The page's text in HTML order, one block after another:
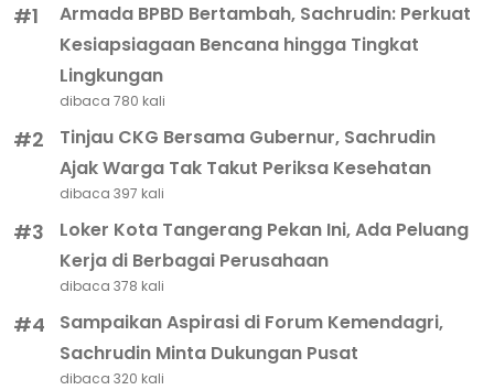
#1
Armada BPBD Bertambah, Sachrudin: Perkuat
Kesiapsiagaan Bencana hingga Tingkat
Lingkungan
dibaca 780 kali
#2
Tinjau CKG Bersama Gubernur, Sachrudin
Ajak Warga Tak Takut Periksa Kesehatan
dibaca 397 kali
#3
Loker Kota Tangerang Pekan Ini, Ada Peluang
Kerja di Berbagai Perusahaan
dibaca 378 kali
#4
Sampaikan Aspirasi di Forum Kemendagri,
Sachrudin Minta Dukungan Pusat
dibaca 320 kali